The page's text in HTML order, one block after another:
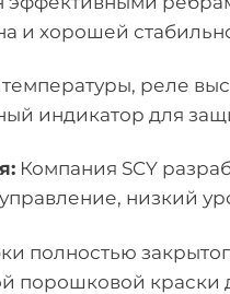
и хорошей
реле
индикатор для
Компания SCY
низкий
полностью
порошковой